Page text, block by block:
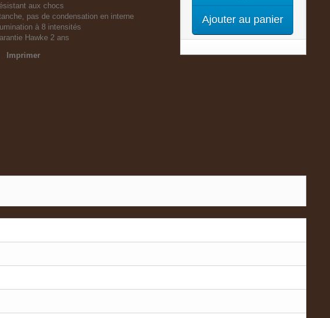
aux chocs
pas de condensation en interne
à 8 intensités
Hawke 2 ans
Imprimer
Ajouter au panier